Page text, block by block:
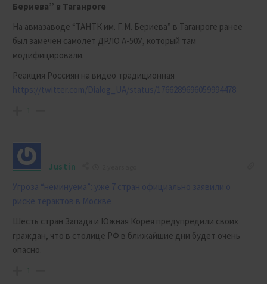
Бериева” в Таганроге
На авиазаводе “ТАНТК им. Г.М. Бериева” в Таганроге ранее
был замечен самолет ДРЛО А-50У, который там
модифицировали.
Реакция Россиян на видео традиционная
https://twitter.com/Dialog_UA/status/1766289696059994478
1
Justin
Угроза “неминуема”: уже 7 стран официально заявили о
риске терактов в Москве
Шесть стран Запада и Южная Корея предупредили своих
граждан, что в столице РФ в ближайшие дни будет очень
опасно.
1